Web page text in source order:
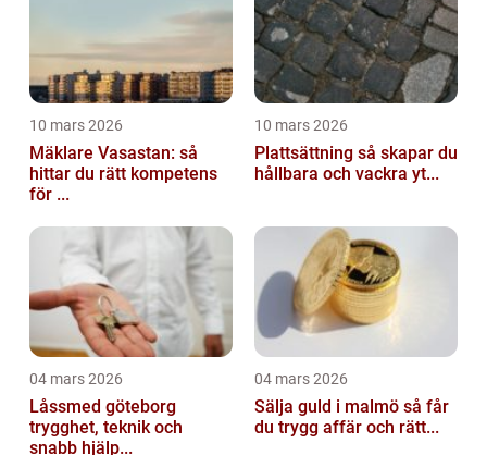
10 mars 2026
Mäklare Vasastan: så
hittar du rätt kompetens
för ...
10 mars 2026
Plattsättning så skapar du
hållbara och vackra yt...
04 mars 2026
Låssmed göteborg
trygghet, teknik och
snabb hjälp...
04 mars 2026
Sälja guld i malmö så får
du trygg affär och rätt...